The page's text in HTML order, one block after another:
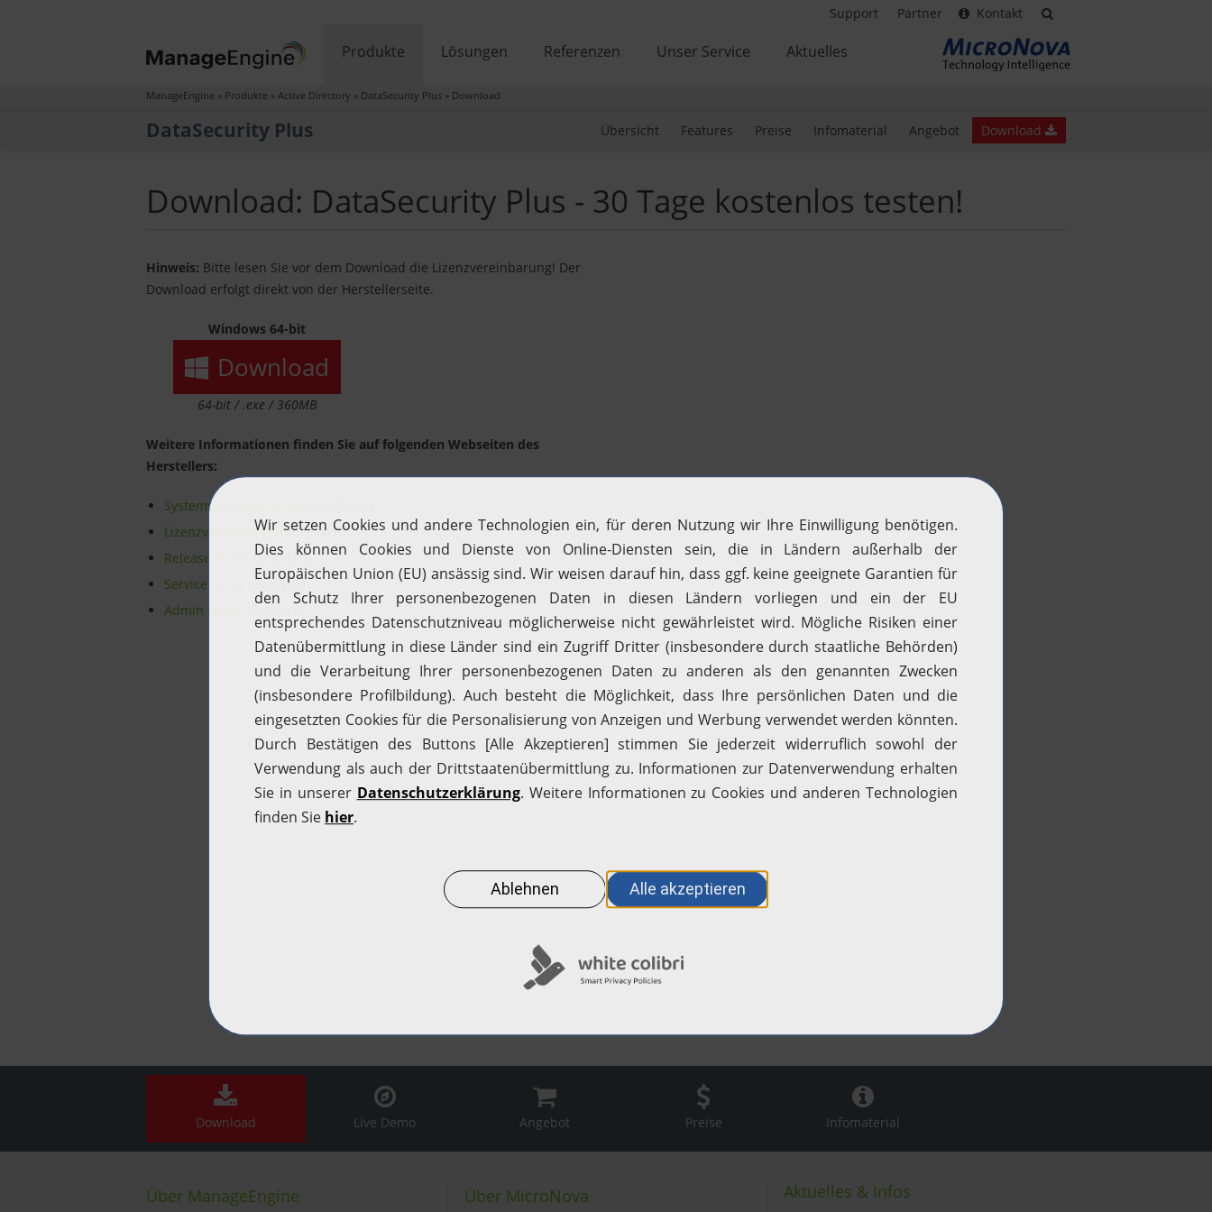
Support Partner Kontakt
Produkte Lösungen Referenzen Unser Service Aktuelles
ManageEngine » Produkte » Active Directory » DataSecurity Plus » Download
DataSecurity Plus Übersicht Features Preise Infomaterial Angebot Download
Download: DataSecurity Plus - 30 Tage kostenlos testen!
Hinweis: Bitte lesen Sie vor dem Download die Lizenzvereinbarung! Der
Download erfolgt direkt von der Herstellerseite.
Windows 64-bit
Download
64-bit / .exe / 360MB
Weitere Informationen finden Sie auf folgenden Webseiten des
Herstellers:
Systemvoraussetzungen
Lizenzvereinbarung(Englisch)
Release Notes
(Englisch)
Service Packs
(Englisch)
Admin Guide
Download Live Demo Angebot Preise Infomaterial
Über ManageEngine Über MicroNova Aktuelles & Infos